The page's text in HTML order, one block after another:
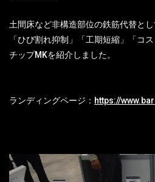
土間床など非構造部位の鉄筋代替とし
「ひび割れ抑制」「工期短縮」「コ
チップMKを紹介しました。
ランディングページ： https://